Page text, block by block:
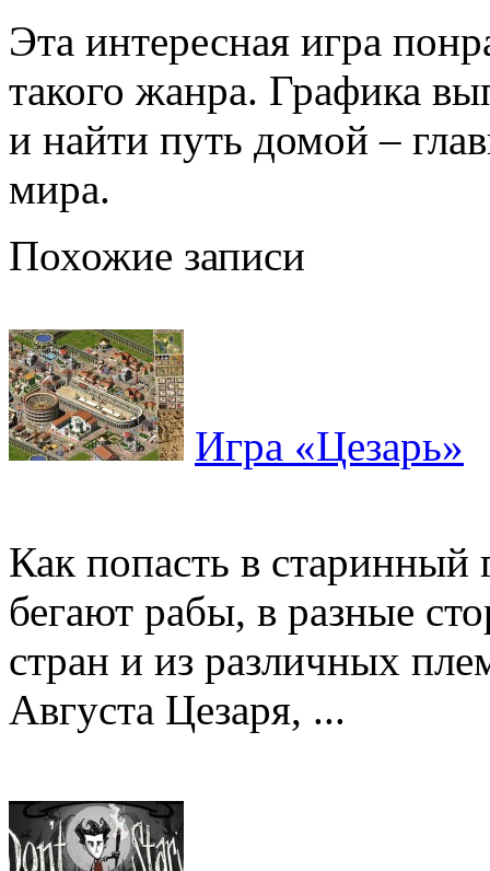
Эта интересная игра
такого жанра. Графика
и найти путь домой –
мира.
Похожие записи
Игра «Цезарь»
Как попасть в старинный
бегают рабы, в разные
стран и из различных
Августа Цезаря, ...